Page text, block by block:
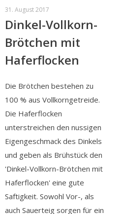
31. August 2017
Dinkel-Vollkorn-
Brötchen mit
Haferflocken
Die Brötchen bestehen zu
100 % aus Vollkorngetreide.
Die Haferflocken
unterstreichen den nussigen
Eigengeschmack des Dinkels
und geben als Brühstück den
'Dinkel-Vollkorn-Brötchen mit
Haferflocken' eine gute
Saftigkeit. Sowohl Vor-, als
auch Sauerteig sorgen für ein